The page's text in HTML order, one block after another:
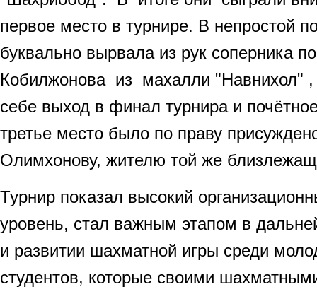
первое место в турнире. В непростой
буквально вырвала из рук соперника
Кобилжонова из махалли "Навнихол" ,
себе выход в финал турнира и
третье место было по праву
Олимхонову, жителю той же
Турнир показал высокий
уровень, стал важным этапом в
и развитии шахматной игры среди
студентов, которые своими